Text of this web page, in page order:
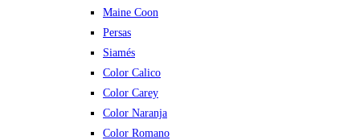
Maine Coon
Persas
Siamés
Color Calico
Color Carey
Color Naranja
Color Romano